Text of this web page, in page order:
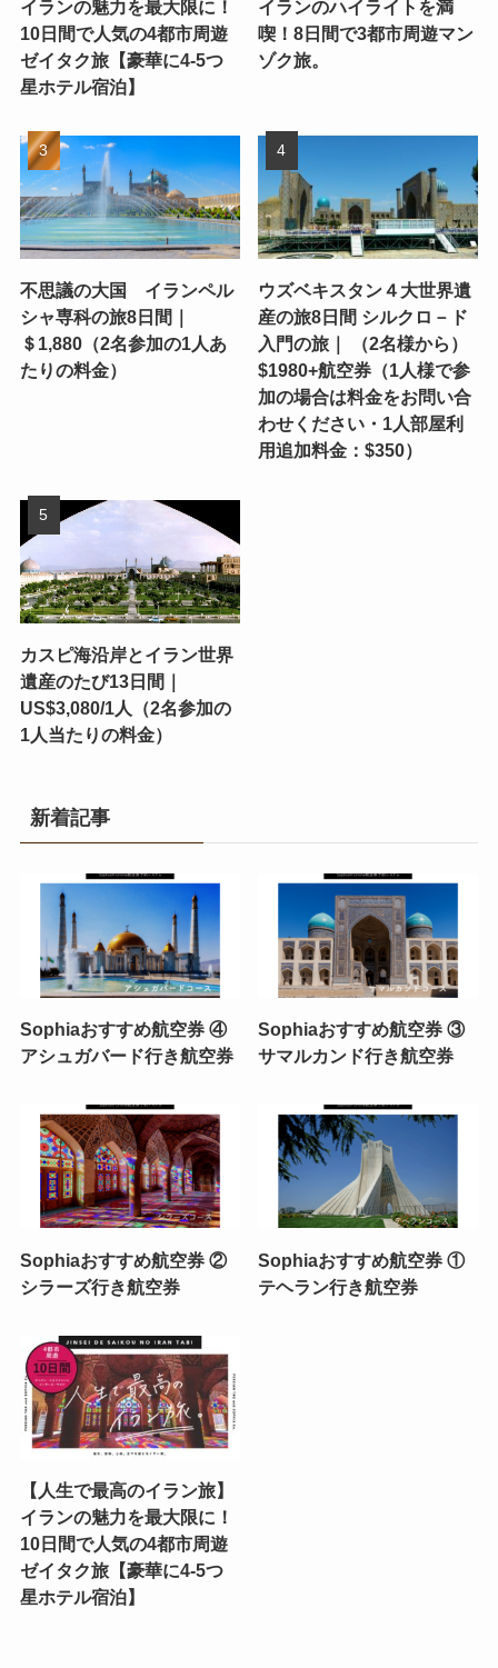
イランの魅力を最大限に！
10日間で人気の4都市周遊
ゼイタク旅【豪華に4-5つ
星ホテル宿泊】
イランのハイライトを満
喫！8日間で3都市周遊マン
ゾク旅。
不思議の大国 イランペル
シャ専科の旅8日間｜
＄1,880（2名参加の1人あ
たりの料金）
ウズベキスタン４大世界遺
産の旅8日間 シルクロ－ド
入門の旅｜ （2名様から）
$1980+航空券（1人様で参
加の場合は料金をお問い合
わせください・1人部屋利
用追加料金：$350）
カスピ海沿岸とイラン世界
遺産のたび13日間｜
US$3,080/1人（2名参加の
1人当たりの料金）
新着記事
Sophiaおすすめ航空券 ④
アシュガバード行き航空券
Sophiaおすすめ航空券 ③
サマルカンド行き航空券
Sophiaおすすめ航空券 ②
シラーズ行き航空券
Sophiaおすすめ航空券 ①
テヘラン行き航空券
【人生で最高のイラン旅】
イランの魅力を最大限に！
10日間で人気の4都市周遊
ゼイタク旅【豪華に4-5つ
星ホテル宿泊】